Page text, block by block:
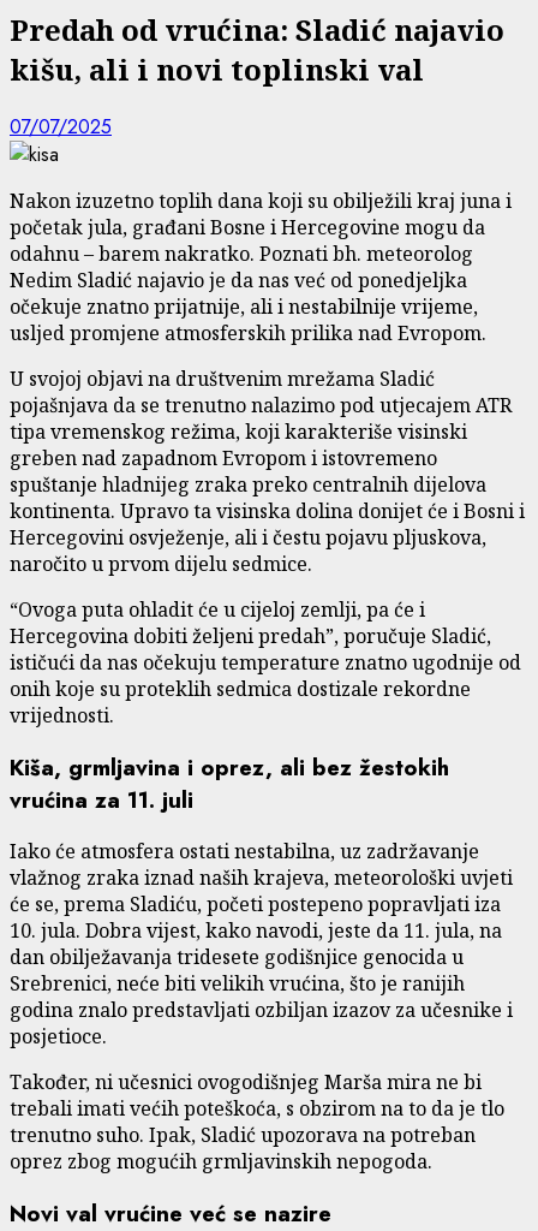
Predah od vrućina: Sladić najavio
kišu, ali i novi toplinski val
07/07/2025
Nakon izuzetno toplih dana koji su obilježili kraj juna i
početak jula, građani Bosne i Hercegovine mogu da
odahnu – barem nakratko. Poznati bh. meteorolog
Nedim Sladić najavio je da nas već od ponedjeljka
očekuje znatno prijatnije, ali i nestabilnije vrijeme,
usljed promjene atmosferskih prilika nad Evropom.
U svojoj objavi na društvenim mrežama Sladić
pojašnjava da se trenutno nalazimo pod utjecajem ATR
tipa vremenskog režima, koji karakteriše visinski
greben nad zapadnom Evropom i istovremeno
spuštanje hladnijeg zraka preko centralnih dijelova
kontinenta. Upravo ta visinska dolina donijet će i Bosni i
Hercegovini osvježenje, ali i čestu pojavu pljuskova,
naročito u prvom dijelu sedmice.
“Ovoga puta ohladit će u cijeloj zemlji, pa će i
Hercegovina dobiti željeni predah”, poručuje Sladić,
ističući da nas očekuju temperature znatno ugodnije od
onih koje su proteklih sedmica dostizale rekordne
vrijednosti.
Kiša, grmljavina i oprez, ali bez žestokih
vrućina za 11. juli
Iako će atmosfera ostati nestabilna, uz zadržavanje
vlažnog zraka iznad naših krajeva, meteorološki uvjeti
će se, prema Sladiću, početi postepeno popravljati iza
10. jula. Dobra vijest, kako navodi, jeste da 11. jula, na
dan obilježavanja tridesete godišnjice genocida u
Srebrenici, neće biti velikih vrućina, što je ranijih
godina znalo predstavljati ozbiljan izazov za učesnike i
posjetioce.
Također, ni učesnici ovogodišnjeg Marša mira ne bi
trebali imati većih poteškoća, s obzirom na to da je tlo
trenutno suho. Ipak, Sladić upozorava na potreban
oprez zbog mogućih grmljavinskih nepogoda.
Novi val vrućine već se nazire